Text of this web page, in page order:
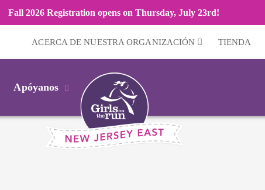
Fall 2026 Registration opens on Thursday, July 23rd!
ACERCA DE NUESTRA ORGANIZACIÓN TIENDA
Apóyanos